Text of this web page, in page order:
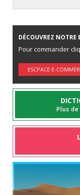
DÉCOUVREZ NOTRE
Pour commander
ESCPACE E-
Plus